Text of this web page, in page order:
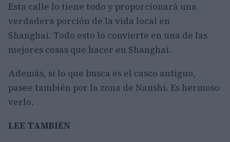
Esta calle lo tiene todo y proporcionará una
verdadera porción de la vida local en
Shanghai. Todo esto lo convierte en una de las
mejores cosas que hacer en Shanghai.
Además, si lo que busca es el casco antiguo,
pasee también por la zona de Nanshi. Es hermoso
verlo.
LEE TAMBIÉN